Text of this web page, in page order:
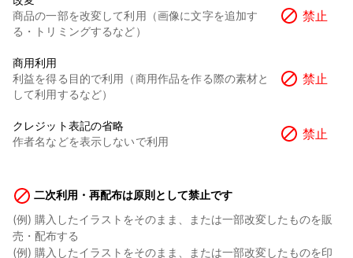
商品の一部を改変して利用（画像に文字を追加す
る・トリミングするなど）
禁止
商用利用
利益を得る目的で利用（商用作品を作る際の素材と
して利用するなど）
禁止
クレジット表記の省略
作者名などを表示しないで利用
禁止
二次利用・再配布は原則として禁止です
(例) 購入したイラストをそのまま、または一部改変したものを販
売・配布する
(例) 購入したイラストをそのまま、または一部改変したものを印